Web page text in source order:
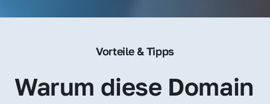
Vorteile & Tipps
Warum diese Domain